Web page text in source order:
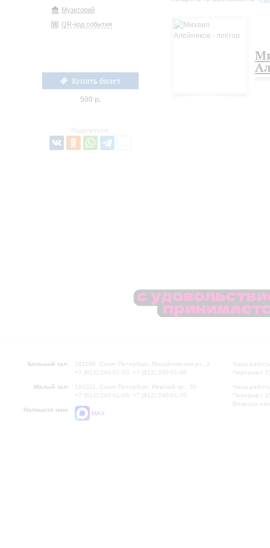
Музиторий
QR-код события
Купить билет
500 р.
Поделиться:
Большой зал:
191186, Санкт-Петербург, Михайловская ул., 2
+7 (812) 240-01-00, +7 (812) 240-01-80
Малый зал:
191011, Санкт-Петербург, Невский пр., 30
+7 (812) 240-01-00, +7 (812) 240-01-70
Напишите нам:
MAX
Часы
Перерыв с
Часы
Перерыв с
Вопросы